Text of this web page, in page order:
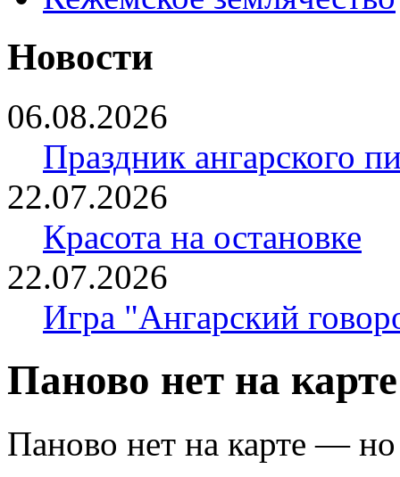
Новости
06.08.2026
Праздник ангарского
22.07.2026
Красота на остановке
22.07.2026
Игра "Ангарский
Паново нет на
Паново нет на карте —